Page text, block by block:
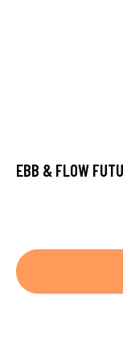
EBB & FLOW